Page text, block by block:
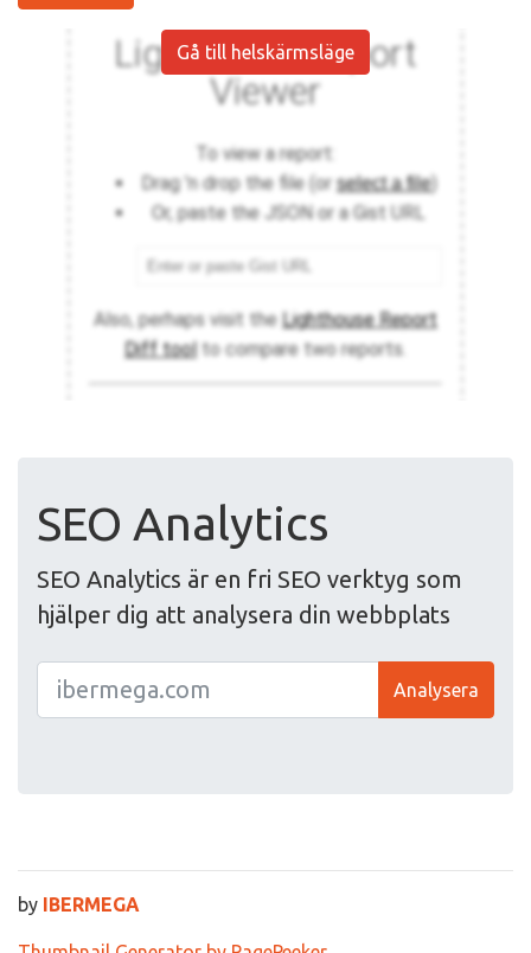
Gå till helskärmsläge
SEO Analytics
SEO Analytics är en fri SEO verktyg som
hjälper dig att analysera din webbplats
Analysera
by IBERMEGA